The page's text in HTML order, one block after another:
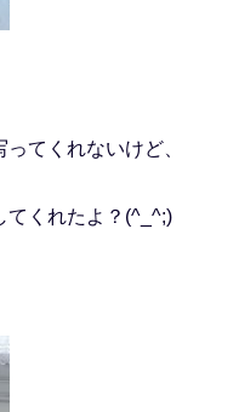
てくれないけど、
てくれたよ？(^_^;)